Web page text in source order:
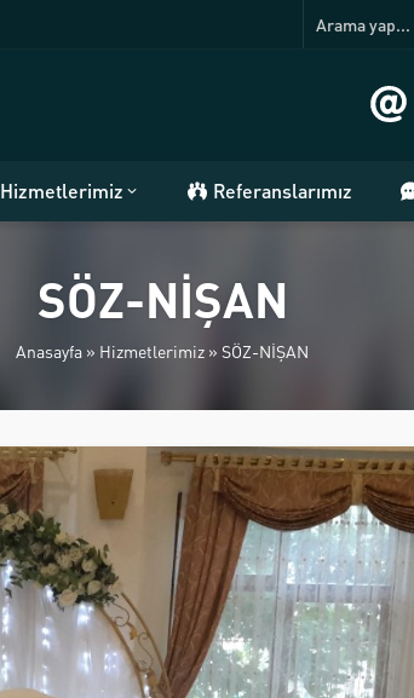
Hizmetlerimiz Referanslarımız
SÖZ-NİŞAN
Anasayfa » Hizmetlerimiz » SÖZ-NİŞAN